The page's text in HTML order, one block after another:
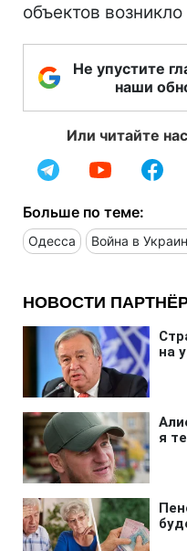
объектов
Не упустите
наши
Или читайте
Больше по теме:
Одесса Война в